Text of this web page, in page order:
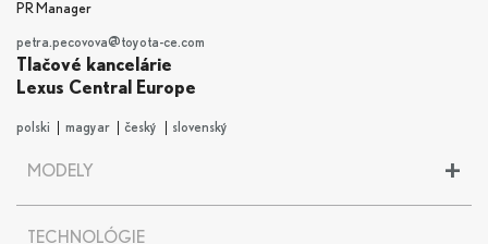
PR Manager
petra.pecovova@toyota-ce.com
Tlačové kancelárie
Lexus Central Europe
polski magyar český slovenský
+
MODELY
TECHNOLÓGIE